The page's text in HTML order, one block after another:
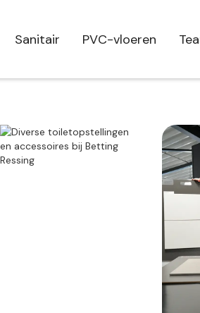
Sanitair PVC-vloeren